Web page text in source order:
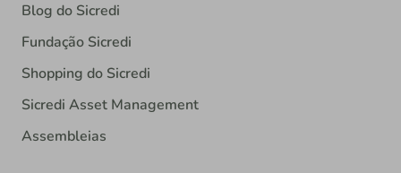
Blog do Sicredi
Fundação Sicredi
Shopping do Sicredi
Sicredi Asset Management
Assembleias